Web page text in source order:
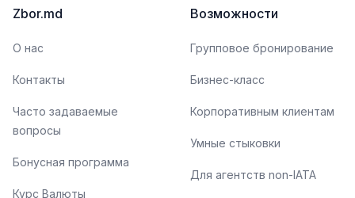
Zbor.md
О нас
Контакты
Часто задаваемые
вопросы
Бонусная программа
Курс Валюты
Возможности
Групповое бронирование
Бизнес-класс
Корпоративным клиентам
Умные стыковки
Для агентств non-IATA